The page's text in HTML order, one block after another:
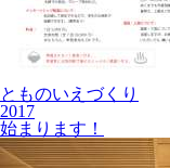
とものいえづくり
2017
始まります！